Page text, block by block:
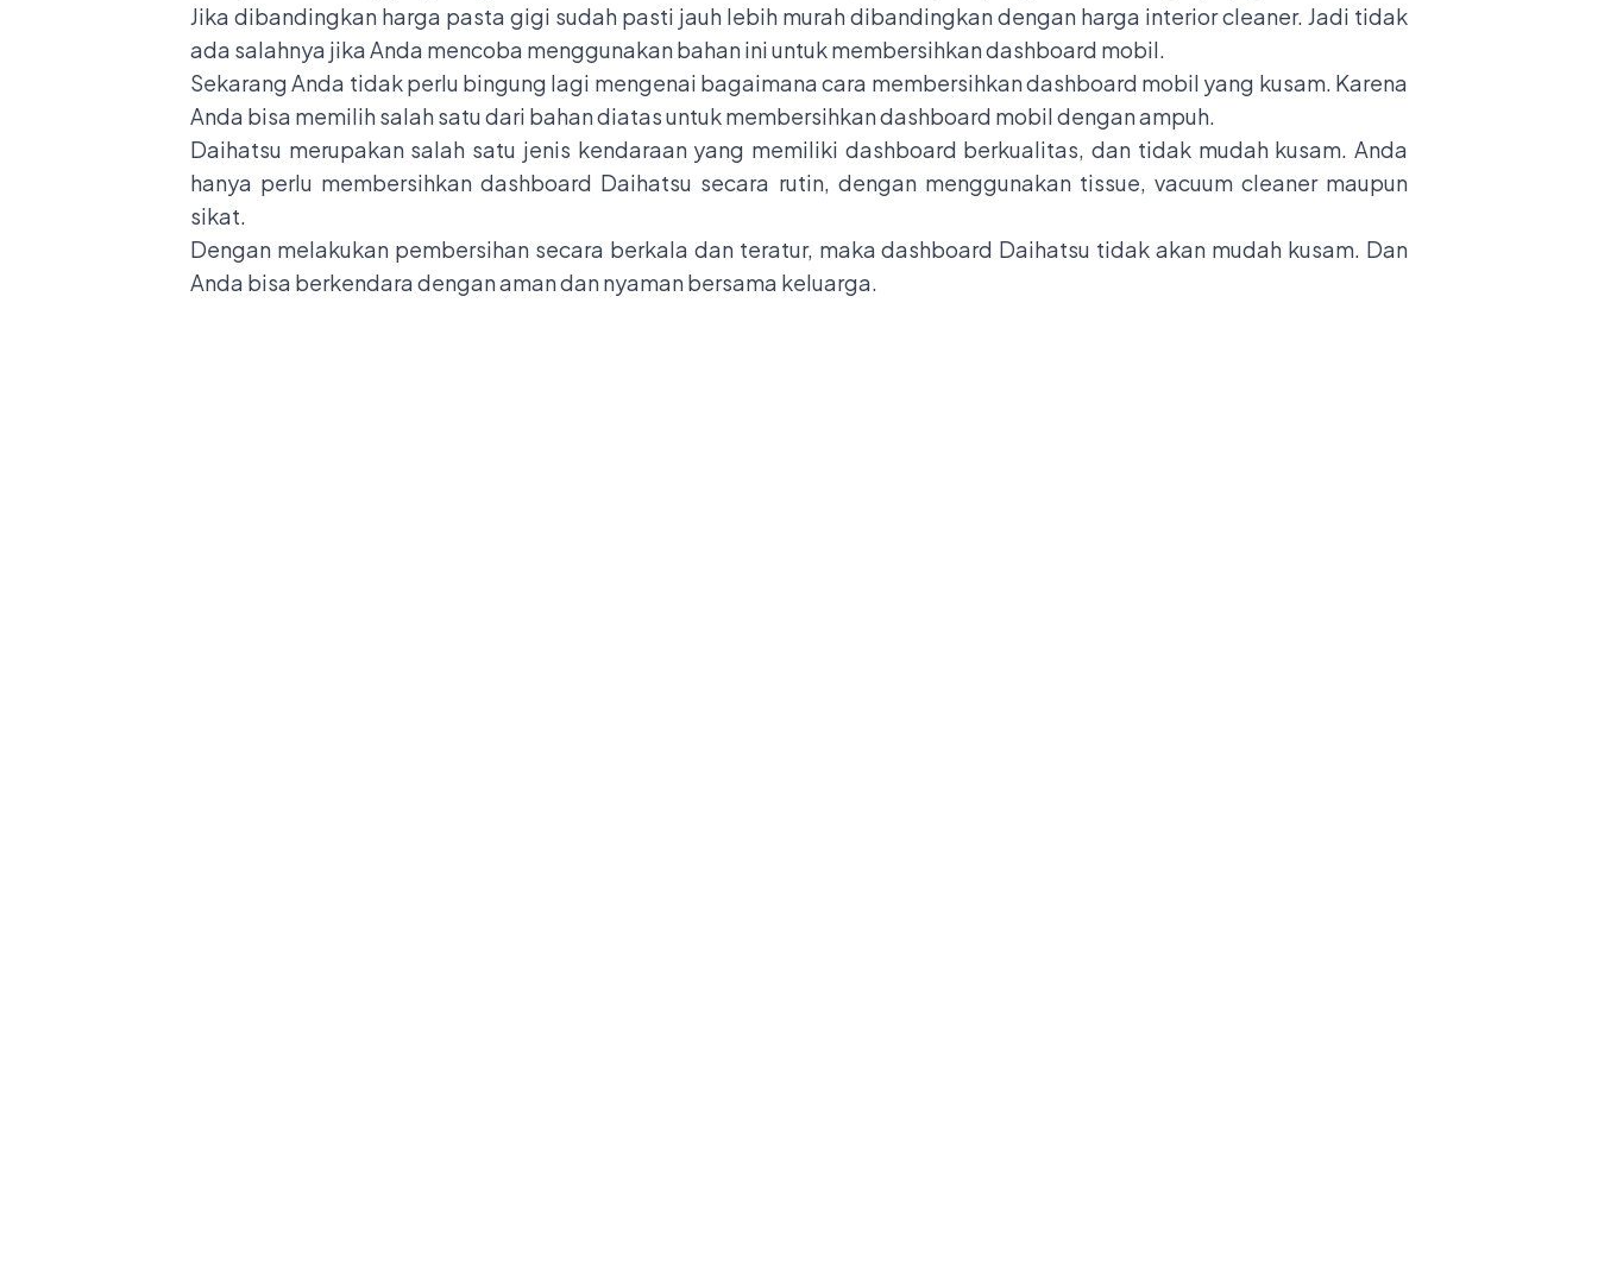
Jika dibandingkan harga pasta gigi sudah pasti jauh lebih murah dibandingkan dengan harga interior cleaner. Jadi tidak
ada salahnya jika Anda mencoba menggunakan bahan ini untuk membersihkan dashboard mobil.
Sekarang Anda tidak perlu bingung lagi mengenai bagaimana cara membersihkan dashboard mobil yang kusam. Karena
Anda bisa memilih salah satu dari bahan diatas untuk membersihkan dashboard mobil dengan ampuh.
Daihatsu merupakan salah satu jenis kendaraan yang memiliki dashboard berkualitas, dan tidak mudah kusam. Anda
hanya perlu membersihkan dashboard Daihatsu secara rutin, dengan menggunakan tissue, vacuum cleaner maupun
sikat.
Dengan melakukan pembersihan secara berkala dan teratur, maka dashboard Daihatsu tidak akan mudah kusam. Dan
Anda bisa berkendara dengan aman dan nyaman bersama keluarga.